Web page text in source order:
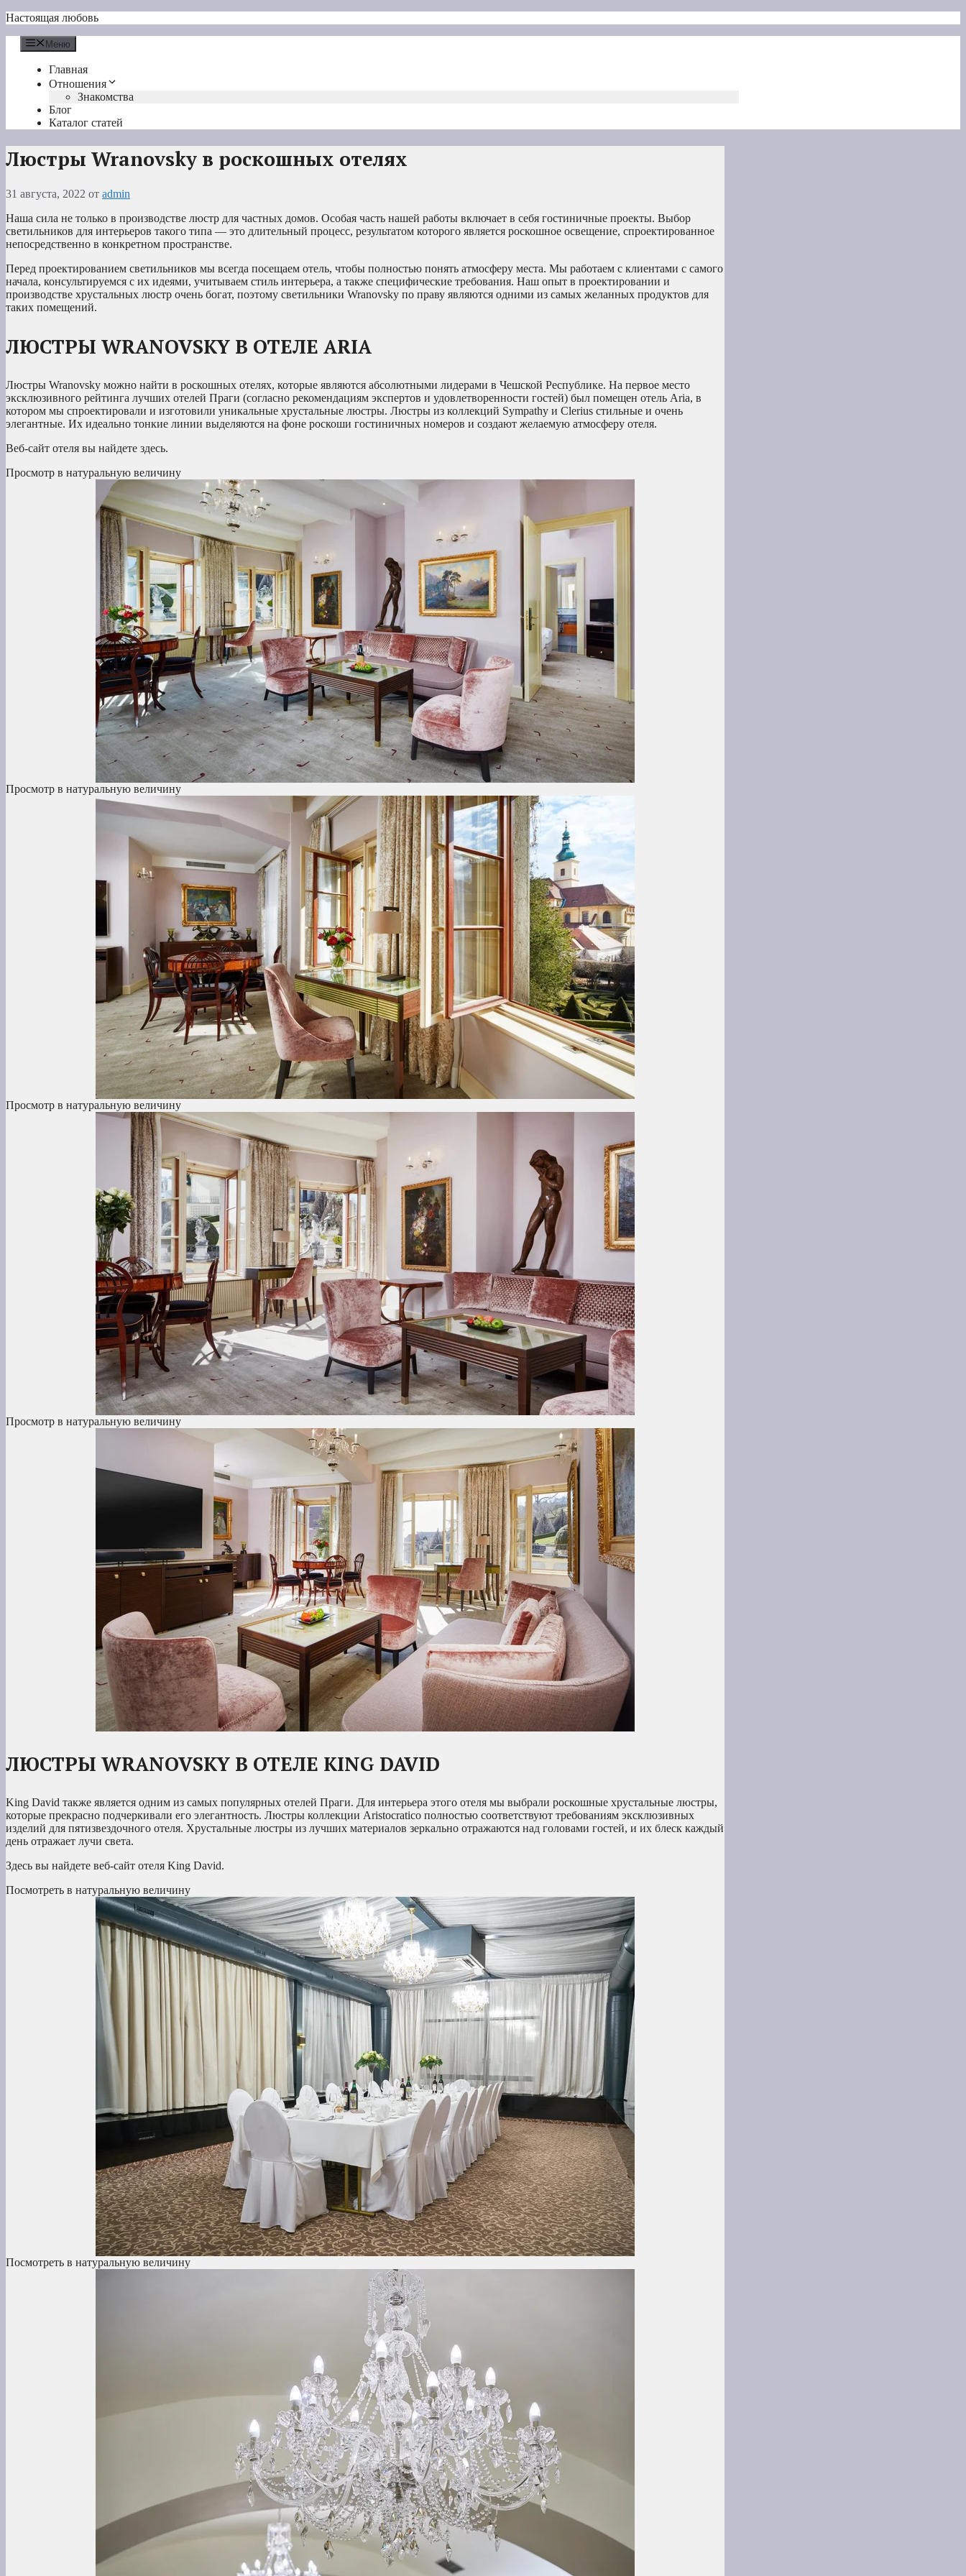
Перейти
содержимому
Настоящая любовь
Меню
Главная
Отношения
Знакомства
Блог
Каталог статей
Люстры Wranovsky в роскошных отелях
31 августа, 2022 от admin
Наша сила не только в производстве люстр для частных домов. Особая часть нашей работы включает в себя гостиничные проекты. Выбор
светильников для интерьеров такого типа — это длительный процесс, результатом которого является роскошное освещение, спроектированное
непосредственно в конкретном пространстве.
Перед проектированием светильников мы всегда посещаем отель, чтобы полностью понять атмосферу места. Мы работаем с клиентами с самого
начала, консультируемся с их идеями, учитываем стиль интерьера, а также специфические требования. Наш опыт в проектировании и
производстве хрустальных люстр очень богат, поэтому светильники Wranovsky по праву являются одними из самых желанных продуктов для
таких помещений.
ЛЮСТРЫ WRANOVSKY В ОТЕЛЕ ARIA
Люстры Wranovsky можно найти в роскошных отелях, которые являются абсолютными лидерами в Чешской Республике. На первое место
эксклюзивного рейтинга лучших отелей Праги (согласно рекомендациям экспертов и удовлетворенности гостей) был помещен отель Aria, в
котором мы спроектировали и изготовили уникальные хрустальные люстры. Люстры из коллекций Sympathy и Clerius стильные и очень
элегантные. Их идеально тонкие линии выделяются на фоне роскоши гостиничных номеров и создают желаемую атмосферу отеля.
Веб-сайт отеля вы найдете здесь.
Просмотр в натуральную величину
Просмотр в натуральную величину
Просмотр в натуральную величину
Просмотр в натуральную величину
ЛЮСТРЫ WRANOVSKY В ОТЕЛЕ KING DAVID
King David также является одним из самых популярных отелей Праги. Для интерьера этого отеля мы выбрали роскошные хрустальные люстры,
которые прекрасно подчеркивали его элегантность. Люстры коллекции Aristocratico полностью соответствуют требованиям эксклюзивных
изделий для пятизвездочного отеля. Хрустальные люстры из лучших материалов зеркально отражаются над головами гостей, и их блеск каждый
день отражает лучи света.
Здесь вы найдете веб-сайт отеля King David.
Посмотреть в натуральную величину
Посмотреть в натуральную величину